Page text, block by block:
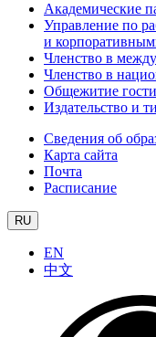
Академические
Управление по
и
Членство в
Членство в
Общежитие
Издательство и
Сведения об
Карта сайта
Почта
Расписание
RU
EN
中文